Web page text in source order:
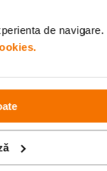
de navigare.
are auto focus,